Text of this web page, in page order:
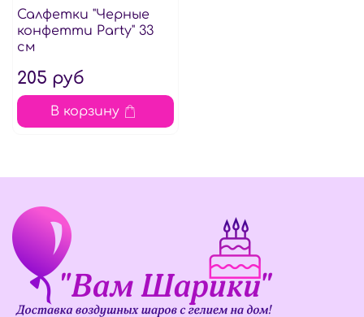
Салфетки "Черные
конфетти Party" 33
см
205 руб
В корзину